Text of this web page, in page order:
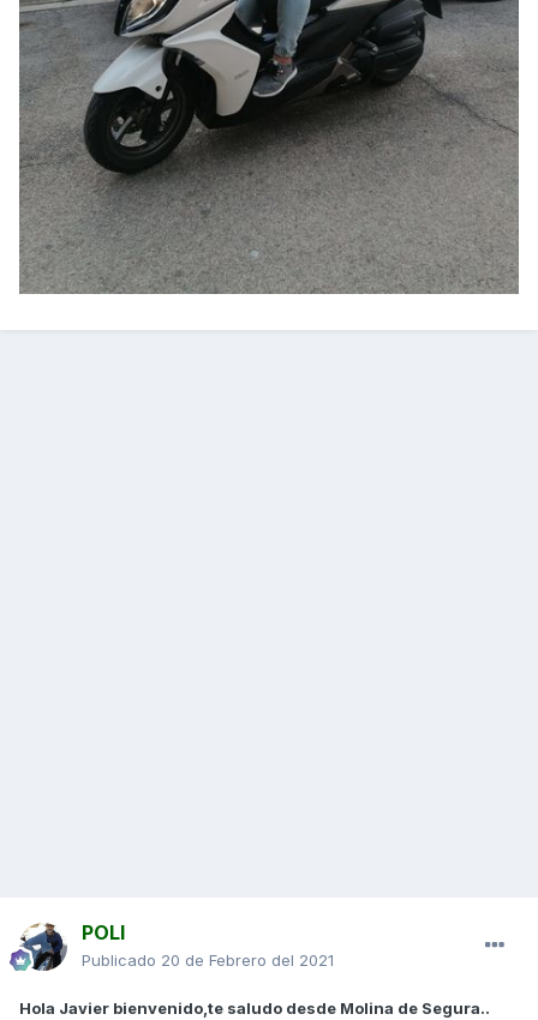
POLI
Publicado 20 de Febrero del 2021
Hola Javier bienvenido,te saludo desde Molina de Segura..